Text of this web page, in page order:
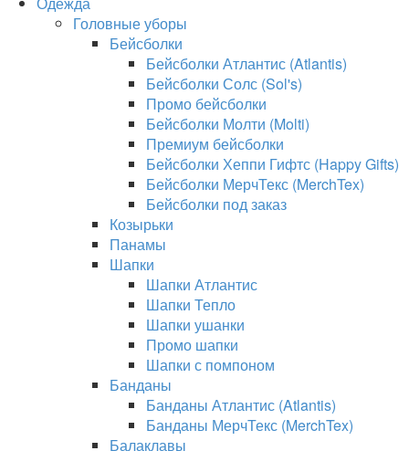
Головные уборы
Бейсболки
Бейсболки Атлантис (Atlantis)
Бейсболки Солс (Sol's)
Промо бейсболки
Бейсболки Молти (Molti)
Премиум бейсболки
Бейсболки Хеппи Гифтс (Happy Gifts)
Бейсболки МерчТекс (MerchTex)
Бейсболки под заказ
Козырьки
Панамы
Шапки
Шапки Атлантис
Шапки Тепло
Шапки ушанки
Промо шапки
Шапки с помпоном
Банданы
Банданы Атлантис (Atlantis)
Банданы МерчТекс (MerchTex)
Балаклавы